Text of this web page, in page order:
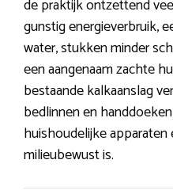
de praktijk ontzettend
gunstig energieverbruik,
water, stukken minder
een aangenaam zachte
bestaande kalkaanslag
bedlinnen en
huishoudelijke
milieubewust is.